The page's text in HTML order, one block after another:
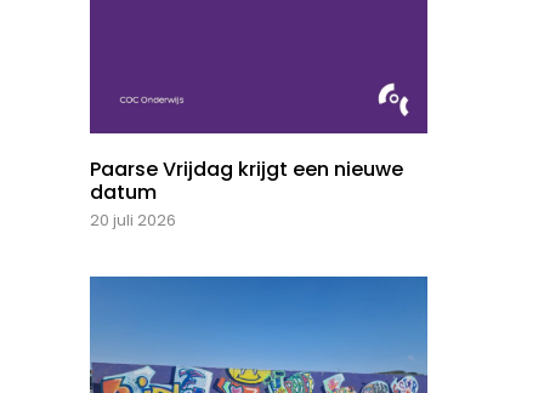
Paarse Vrijdag krijgt een nieuwe
datum
20 juli 2026